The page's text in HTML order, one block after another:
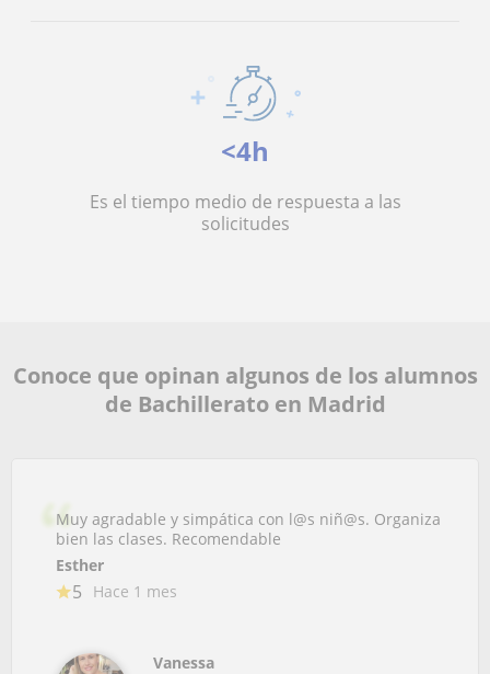
<4h
Es el tiempo medio de respuesta a las
solicitudes
Conoce que opinan algunos de los alumnos
de Bachillerato en Madrid
Muy agradable y simpática con l@s niñ@s. Organiza
bien las clases. Recomendable
Esther
5 Hace 1 mes
Vanessa